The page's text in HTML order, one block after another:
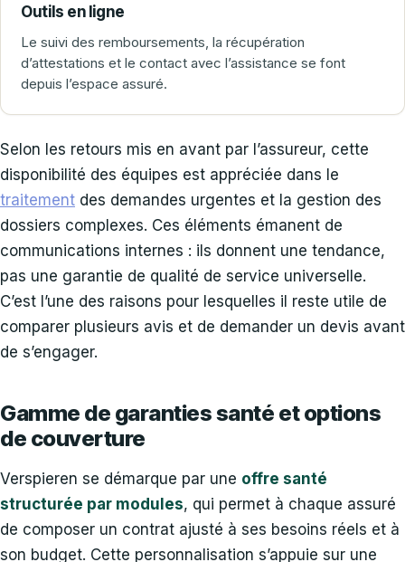
Outils en ligne
Le suivi des remboursements, la récupération
d’attestations et le contact avec l’assistance se font
depuis l’espace assuré.
Selon les retours mis en avant par l’assureur, cette
disponibilité des équipes est appréciée dans le
traitement des demandes urgentes et la gestion des
dossiers complexes. Ces éléments émanent de
communications internes : ils donnent une tendance,
pas une garantie de qualité de service universelle.
C’est l’une des raisons pour lesquelles il reste utile de
comparer plusieurs avis et de demander un devis avant
de s’engager.
Gamme de garanties santé et options
de couverture
Verspieren se démarque par une offre santé
structurée par modules, qui permet à chaque assuré
de composer un contrat ajusté à ses besoins réels et à
son budget. Cette personnalisation s’appuie sur une